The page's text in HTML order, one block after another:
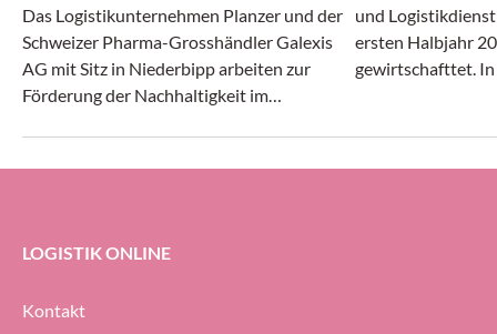
Das Logistikunternehmen Planzer und der
Schweizer Pharma-Grosshändler Galexis
AG mit Sitz in Niederbipp arbeiten zur
Förderung der Nachhaltigkeit im
und
ersten Halbjahr
gewirtschafttet.
Geodis-Gruppe
LOGISTIK ONLINE
Kontakt